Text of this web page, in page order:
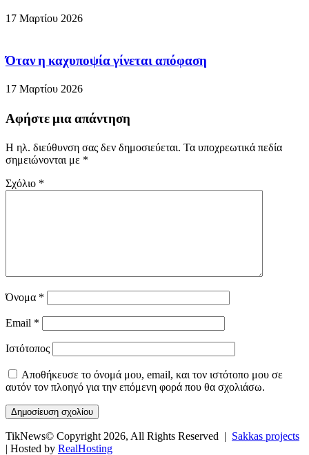
17 Μαρτίου 2026
Όταν η καχυποψία γίνεται απόφαση
17 Μαρτίου 2026
Αφήστε μια απάντηση
Η ηλ. διεύθυνση σας δεν δημοσιεύεται. Τα υποχρεωτικά πεδία
σημειώνονται με *
Σχόλιο *
Όνομα *
Email *
Ιστότοπος
Αποθήκευσε το όνομά μου, email, και τον ιστότοπο μου σε
αυτόν τον πλοηγό για την επόμενη φορά που θα σχολιάσω.
TikNews© Copyright 2026, All Rights Reserved | Sakkas projects
| Hosted by RealHosting